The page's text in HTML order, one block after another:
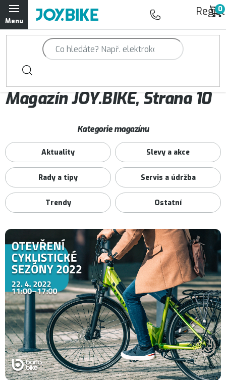
Přejít
na
obsah
Trailová kola Qayron
Horská kola Qayron
Dámská horská kola Qayron
Předváděcí kola Qayron
Rámy Qayron
Doplňky a oblečení Qayron
Servisní a výdejní místa
Magazín JOY.BIKE
Magazín JOY.BIKE, Strana 10
ý
p
i
s
č
á
n
k
ů
Kategorie magazínu
Aktuality Slevy a akce
Rady a tipy Servis a údržba
Trendy Ostatní